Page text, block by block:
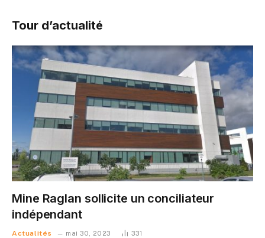
Tour d’actualité
Mine Raglan sollicite un conciliateur
indépendant
Actualités mai 30, 2023 331